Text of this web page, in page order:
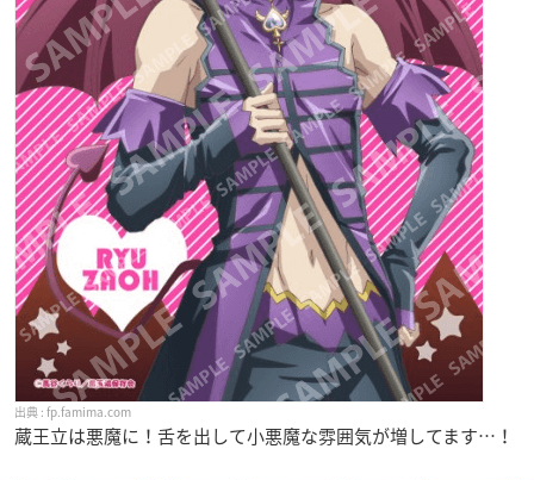
fp.famima.com
蔵王立は悪魔に！舌を出して小悪魔な雰囲気が増してます…！